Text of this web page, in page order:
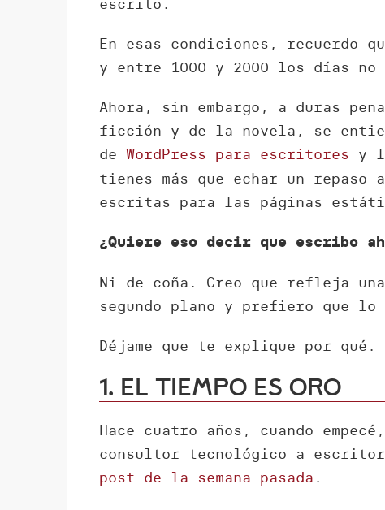
escrito.
En esas condiciones, recuerdo
y entre 1000 y 2000 los días no
Ahora, sin embargo, a duras
ficción y de la novela, se
deWordPress para escritores y
tienes más que echar un repaso
escritas para las páginas
¿Quiere eso decir que escribo
Ni de coña. Creo que refleja
segundo plano y prefiero que
Déjame que te explique por qué.
1. El tiempo es oro
Hace cuatro años, cuando
consultor tecnológico a escritor
post de la semana pasada .